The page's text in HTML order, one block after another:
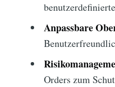
Anpassbare
Orders zum